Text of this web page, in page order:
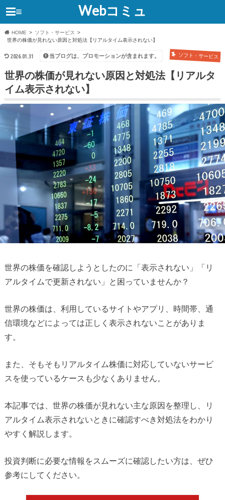
Webコミュ
≡
HOME
ソフト・サービス
世界の株価が見れない原因と対処法【リアルタイム表示されない】
2026.01.31 ソフト・サービス
当ブログは、プロモーションが含まれます。
世界の株価が見れない原因と対処法【リアルタ
イム表示されない】
世界の株価を確認しようとしたのに「表示されない」「リ
アルタイムで更新されない」と困っていませんか？
世界の株価は、利用しているサイトやアプリ、時間帯、通
信環境などによっては正しく表示されないことがありま
す。
また、そもそもリアルタイム株価に対応していないサービ
スを使っているケースも少なくありません。
本記事では、世界の株価が見れない主な原因を整理し、リ
アルタイム表示されないときに確認すべき対処法をわかり
やすく解説します。
投資判断に必要な情報をスムーズに確認したい方は、ぜひ
参考にしてください。